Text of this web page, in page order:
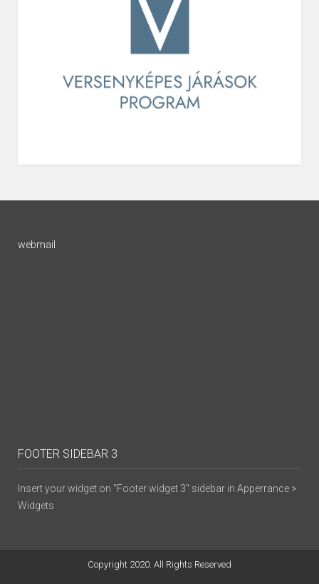
webmail
FOOTER SIDEBAR 3
Insert your widget on "Footer widget 3" sidebar in Apperrance >
Widgets
Copyright 2020. All Rights Reserved